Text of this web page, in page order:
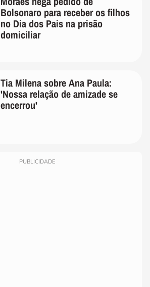
Bolsonaro para receber os filhos
no Dia dos Pais na prisão
domiciliar
Tia Milena sobre Ana Paula:
'Nossa relação de amizade se
encerrou'
PUBLICIDADE